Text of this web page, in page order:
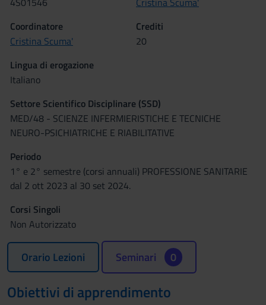
Coordinatore
Cristina Scuma'
Crediti
20
Lingua di erogazione
Italiano
Settore Scientifico Disciplinare (SSD)
MED/48 - SCIENZE INFERMIERISTICHE E TECNICHE
NEURO-PSICHIATRICHE E RIABILITATIVE
Periodo
1° e 2° semestre (corsi annuali) PROFESSIONE SANITARIE
dal 2 ott 2023 al 30 set 2024.
Corsi Singoli
Non Autorizzato
Orario Lezioni Seminari 0
Obiettivi di apprendimento